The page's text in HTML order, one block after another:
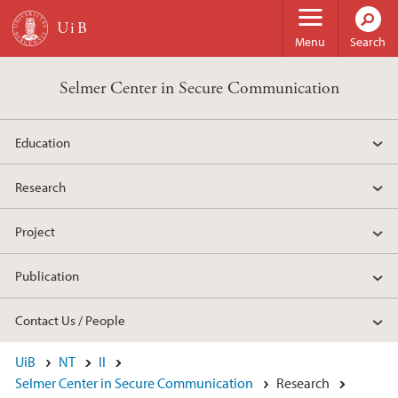
Skip to main content
Menu Search
Selmer Center in Secure Communication
Education
Research
Project
Publication
Contact Us / People
UiB NT
II
Selmer Center in Secure Communication
Research